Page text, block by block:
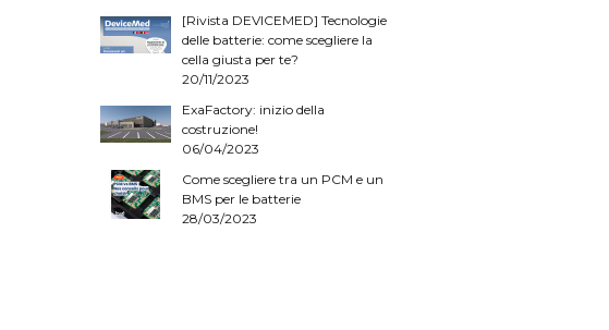
[Rivista DEVICEMED] Tecnologie
delle batterie: come scegliere la
cella giusta per te?
20/11/2023
ExaFactory: inizio della
costruzione!
06/04/2023
Come scegliere tra un PCM e un
BMS per le batterie
28/03/2023